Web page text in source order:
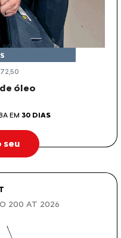
óleo
EM 30 DIAS
seu
200 AT 2026